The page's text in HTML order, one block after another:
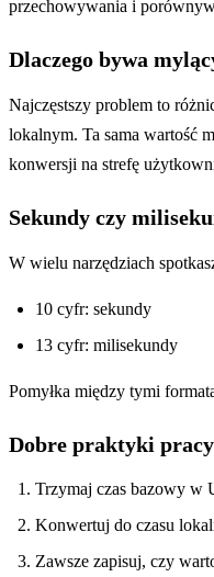
przechowywania i
Dlaczego bywa
Najczęstszy problem to
lokalnym. Ta sama wartość
konwersji na strefę
Sekundy czy
W wielu narzędziach
10 cyfr: sekundy
13 cyfr: milisekundy
Pomyłka między tymi
Dobre praktyki pracy
Trzymaj czas bazowy w
Konwertuj do czasu
Zawsze zapisuj, czy